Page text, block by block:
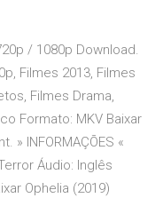
/ 1080p Download.
Filmes 2013, Filmes
Filmes Drama,
Formato: MKV Baixar
» INFORMAÇÕES «
Áudio: Inglês
Ophelia (2019)